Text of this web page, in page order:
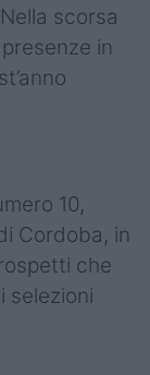
scorsa
in
10,
Cordoba, in
che
selezioni